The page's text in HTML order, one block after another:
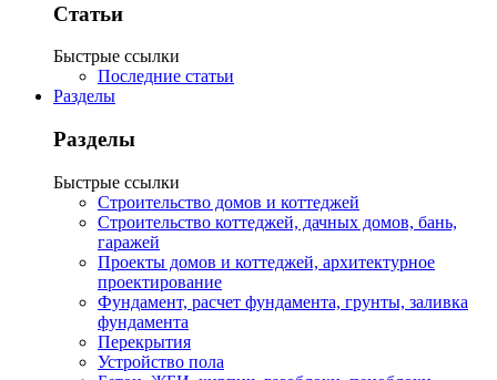
Статьи
Быстрые ссылки
Последние статьи
Разделы
Разделы
Быстрые ссылки
Строительство домов и коттеджей
Строительство коттеджей, дачных домов, бань,
гаражей
Проекты домов и коттеджей, архитектурное
проектирование
Фундамент, расчет фундамента, грунты, заливка
фундамента
Перекрытия
Устройство пола